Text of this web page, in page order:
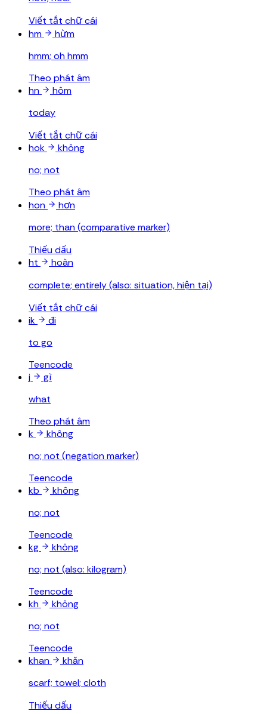
Viết tắt chữ cái
hm
hừm
hmm; oh hmm
Theo phát âm
hn
hôm
today
Viết tắt chữ cái
hok
không
no; not
Theo phát âm
hon
hơn
more; than (comparative marker)
Thiếu dấu
ht
hoàn
complete; entirely (also: situation, hiện tại)
Viết tắt chữ cái
ik
đi
to go
Teencode
j
gì
what
Theo phát âm
k
không
no; not (negation marker)
Teencode
kb
không
no; not
Teencode
kg
không
no; not (also: kilogram)
Teencode
kh
không
no; not
Teencode
khan
khăn
scarf; towel; cloth
Thiếu dấu